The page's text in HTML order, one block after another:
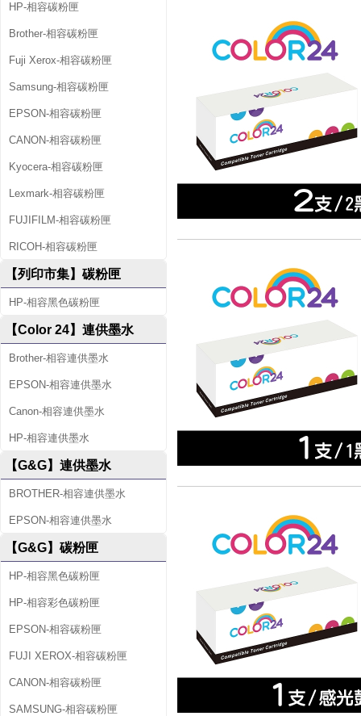
HP-相容碳粉匣
Brother-相容碳粉匣
Fuji Xerox-相容碳粉匣
Samsung-相容碳粉匣
EPSON-相容碳粉匣
CANON-相容碳粉匣
Kyocera-相容碳粉匣
Lexmark-相容碳粉匣
FUJIFILM-相容碳粉匣
RICOH-相容碳粉匣
【列印市集】碳粉匣
HP-相容黑色碳粉匣
【Color 24】連供墨水
Brother-相容連供墨水
EPSON-相容連供墨水
Canon-相容連供墨水
HP-相容連供墨水
【G&G】連供墨水
BROTHER-相容連供墨水
EPSON-相容連供墨水
【G&G】碳粉匣
HP-相容黑色碳粉匣
HP-相容彩色碳粉匣
EPSON-相容碳粉匣
FUJI XEROX-相容碳粉匣
CANON-相容碳粉匣
SAMSUNG-相容碳粉匣